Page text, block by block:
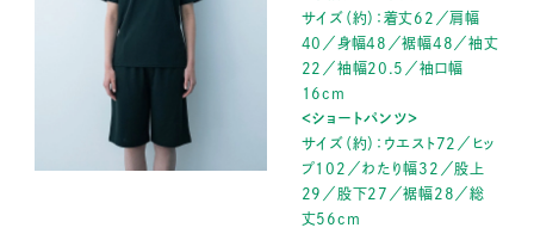
サイズ（約）：着丈62／肩幅
40／身幅48／裾幅48／袖丈
22／袖幅20.5／袖口幅
16cm
＜ショートパンツ＞
サイズ（約）：ウエスト72／ヒッ
プ102／わたり幅32／股上
29／股下27／裾幅28／総
丈56cm